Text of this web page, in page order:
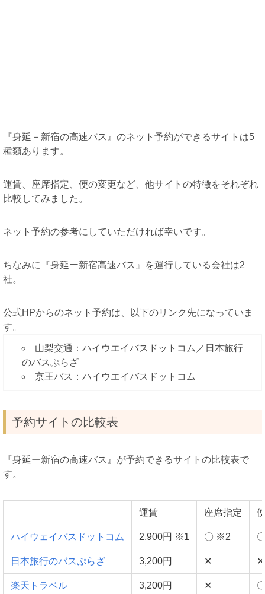
『身延－新宿の高速バス』のネット予約ができるサイトは5
種類あります。
運賃、座席指定、便の変更など、他サイトの特徴をそれぞれ
比較してみました。
ネット予約の参考にしていただければ幸いです。
ちなみに『身延ー新宿高速バス』を運行している会社は2
社。
公式HPからのネット予約は、以下のリンク先になっていま
す。
山梨交通：ハイウエイバスドットコム／日本旅行
のバスぷらざ
京王バス：ハイウエイバスドットコム
予約サイトの比較表
『身延ー新宿の高速バス』が予約できるサイトの比較表で
す。
運賃 座席指定
ハイウェイバスドットコム 2,900円 ※1 〇 ※2
日本旅行のバスぷらざ 3,200円 ✕ ✕
楽天トラベル 3,200円 ✕